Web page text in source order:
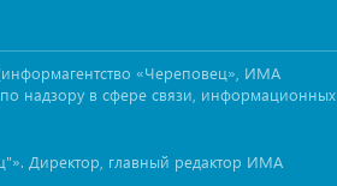
«Череповец», ИМА
надзору в сфере связи, информационных
Директор, главный редактор ИМА